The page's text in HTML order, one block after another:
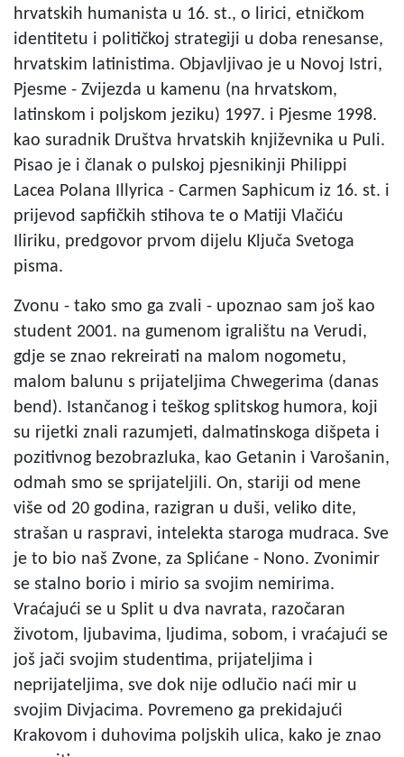
hrvatskih humanista u 16. st., o lirici, etničkom
identitetu i političkoj strategiji u doba renesanse,
hrvatskim latinistima. Objavljivao je u Novoj Istri,
Pjesme - Zvijezda u kamenu (na hrvatskom,
latinskom i poljskom jeziku) 1997. i Pjesme 1998.
kao suradnik Društva hrvatskih književnika u Puli.
Pisao je i članak o pulskoj pjesnikinji Philippi
Lacea Polana Illyrica - Carmen Saphicum iz 16. st. i
prijevod sapfičkih stihova te o Matiji Vlačiću
Iliriku, predgovor prvom dijelu Ključa Svetoga
pisma.
Zvonu - tako smo ga zvali - upoznao sam još kao
student 2001. na gumenom igralištu na Verudi,
gdje se znao rekreirati na malom nogometu,
malom balunu s prijateljima Chwegerima (danas
bend). Istančanog i teškog splitskog humora, koji
su rijetki znali razumjeti, dalmatinskoga dišpeta i
pozitivnog bezobrazluka, kao Getanin i Varošanin,
odmah smo se sprijateljili. On, stariji od mene
više od 20 godina, razigran u duši, veliko dite,
strašan u raspravi, intelekta staroga mudraca. Sve
je to bio naš Zvone, za Splićane - Nono. Zvonimir
se stalno borio i mirio sa svojim nemirima.
Vraćajući se u Split u dva navrata, razočaran
životom, ljubavima, ljudima, sobom, i vraćajući se
još jači svojim studentima, prijateljima i
neprijateljima, sve dok nije odlučio naći mir u
svojim Divjacima. Povremeno ga prekidajući
Krakovom i duhovima poljskih ulica, kako je znao